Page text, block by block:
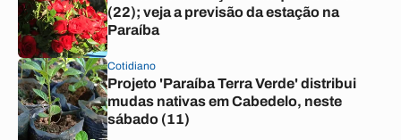
(22); veja a previsão da estação na
Paraíba
Cotidiano
Projeto 'Paraíba Terra Verde' distribui
mudas nativas em Cabedelo, neste
sábado (11)